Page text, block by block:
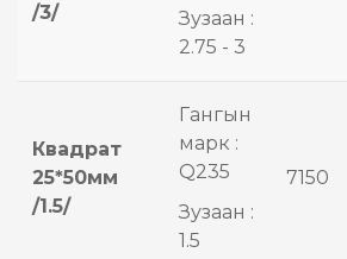
/3/
Зузаан :
2.75 - 3
Квадрат
25*50мм
/1.5/
Гангын
марк :
Q235
Зузаан :
1.5
7150